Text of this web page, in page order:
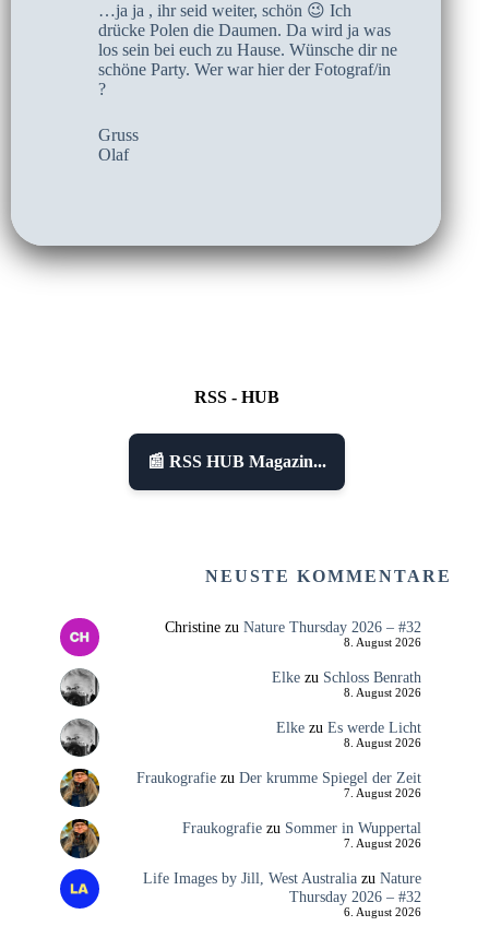
…ja ja , ihr seid weiter, schön 😉 Ich
drücke Polen die Daumen. Da wird ja was
los sein bei euch zu Hause. Wünsche dir ne
schöne Party. Wer war hier der Fotograf/in
?
Gruss
Olaf
RSS - HUB
📰 RSS HUB Magazin...
NEUSTE KOMMENTARE
Christinezu Nature Thursday 2026 – #32
8. August 2026
Elkezu Schloss Benrath
8. August 2026
Elkezu Es werde Licht
8. August 2026
Fraukografiezu Der krumme Spiegel der Zeit
7. August 2026
Fraukografiezu Sommer in Wuppertal
7. August 2026
Life Images by Jill, West Australiazu Nature
Thursday 2026 – #32
6. August 2026